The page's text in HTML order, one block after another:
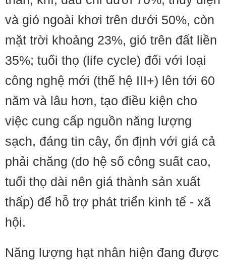
và gió ngoài khơi trên dưới 50%, còn
mặt trời khoảng 23%, gió trên đất liền
35%; tuổi thọ (life cycle) đối với loại
công nghệ mới (thế hệ III+) lên tới 60
năm và lâu hơn, tạo điều kiện cho
việc cung cấp nguồn năng lượng
sạch, đáng tin cây, ổn định với giá cả
phải chăng (do hệ số công suất cao,
tuổi thọ dài nên giá thành sản xuất
thấp) để hỗ trợ phát triển kinh tế - xã
hội.
Năng lượng hạt nhân hiện đang được